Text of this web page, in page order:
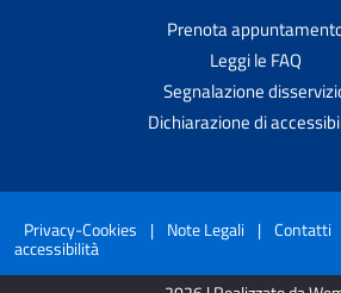
Prenota
Leggi le FAQ
Segnalazione
Dichiarazione di
Privacy-Cookies | Note Legali | Contatti
accessibilità